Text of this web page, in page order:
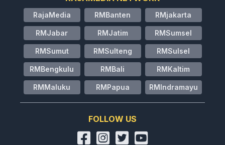
RajaMedia RMBanten RMjakarta
RMJabar RMJatim RMSumsel
RMSumut RMSulteng RMSulsel
RMBengkulu RMBali RMKaltim
RMMaluku RMPapua RMIndramayu
FOLLOW US